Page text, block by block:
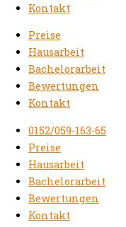
Kontakt
Preise
Hausarbeit
Bachelorarbeit
Bewertungen
Kontakt
0152/059-163-65
Preise
Hausarbeit
Bachelorarbeit
Bewertungen
Kontakt